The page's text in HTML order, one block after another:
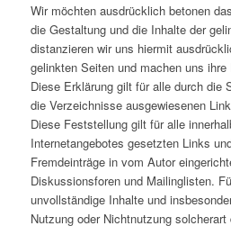
Wir möchten ausdrücklich betonen
die Gestaltung und die Inhalte der
distanzieren wir uns hiermit
gelinkten Seiten und machen uns
Diese Erklärung gilt für alle durch die
die Verzeichnisse ausgewiesenen
Diese Feststellung gilt für alle
Internetangebotes gesetzten Links
Fremdeinträge in vom Autor
Diskussionsforen und Mailinglisten.
unvollständige Inhalte und
Nutzung oder Nichtnutzung